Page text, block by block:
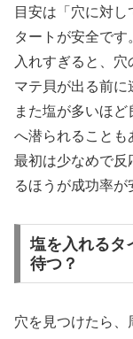
目安は「穴に対
タートが安全です
入れすぎると、穴
マテ貝が出る前に
また塩が多いほ
へ潜られることも
最初は少なめで反
るほうが成功率が
塩を入れるタ
待つ？
穴を見つけたら